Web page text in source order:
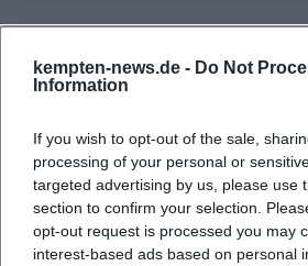
kempten-news.de - Do Not
Information
If you wish to opt-out of the sale,
processing of your personal or
targeted advertising by us, please use
section to confirm your selection.
opt-out request is processed you may
interest-based ads based on personal
Häufig gestellte
Wann beginnt das Konzert?